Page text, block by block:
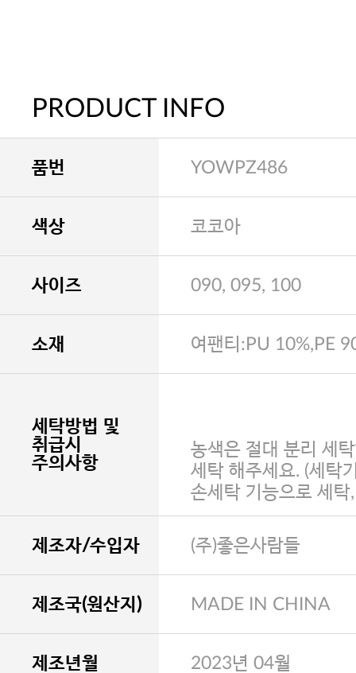
PRODUCT INFO
품번 YOWPZ486
색상 코코아
사이즈 090, 095, 100
소재 여팬티:PU 10%,PE
세탁방법 및
취급시
주의사항
농색은 절대 분리 세
세탁 해주세요. (세탁
손세탁 기능으로 세탁
제조자/수입자 (주)좋은사람들
제조국(원산지) MADE IN CHINA
제조년월 2023년 04월